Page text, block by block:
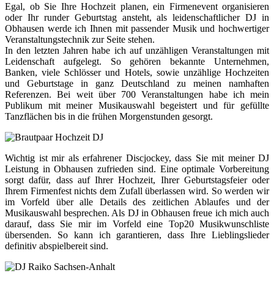
Egal, ob Sie Ihre Hochzeit planen, ein Firmenevent organisieren
oder Ihr runder Geburtstag ansteht, als leidenschaftlicher DJ in
Obhausen werde ich Ihnen mit passender Musik und hochwertiger
Veranstaltungstechnik zur Seite stehen.
In den letzten Jahren habe ich auf unzähligen Veranstaltungen mit
Leidenschaft aufgelegt. So gehören bekannte Unternehmen,
Banken, viele Schlösser und Hotels, sowie unzählige Hochzeiten
und Geburtstage in ganz Deutschland zu meinen namhaften
Referenzen. Bei weit über 700 Veranstaltungen habe ich mein
Publikum mit meiner Musikauswahl begeistert und für gefüllte
Tanzflächen bis in die frühen Morgenstunden gesorgt.
Wichtig ist mir als erfahrener Discjockey, dass Sie mit meiner DJ
Leistung in Obhausen zufrieden sind. Eine optimale Vorbereitung
sorgt dafür, dass auf Ihrer Hochzeit, Ihrer Geburtstagsfeier oder
Ihrem Firmenfest nichts dem Zufall überlassen wird. So werden wir
im Vorfeld über alle Details des zeitlichen Ablaufes und der
Musikauswahl besprechen. Als DJ in Obhausen freue ich mich auch
darauf, dass Sie mir im Vorfeld eine Top20 Musikwunschliste
übersenden. So kann ich garantieren, dass Ihre Lieblingslieder
definitiv abspielbereit sind.